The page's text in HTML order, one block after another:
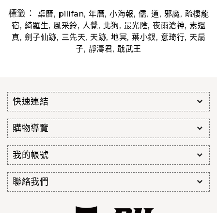
標籤： 桌曆, pilifan,年曆,小海報, 儒,道, 邪魔, 疏樓龍
宿, 綺羅生, 風采鈴, 人覺, 北狗, 最光陰, 夜雨滄神, 素還
真, 劍子仙跡, 三先天, 天跡, 地冥, 葉小釵, 意琦行, 天扇
子, 靜濤君,戢武王
快速連結
購物導覽
我的帳號
聯絡我們